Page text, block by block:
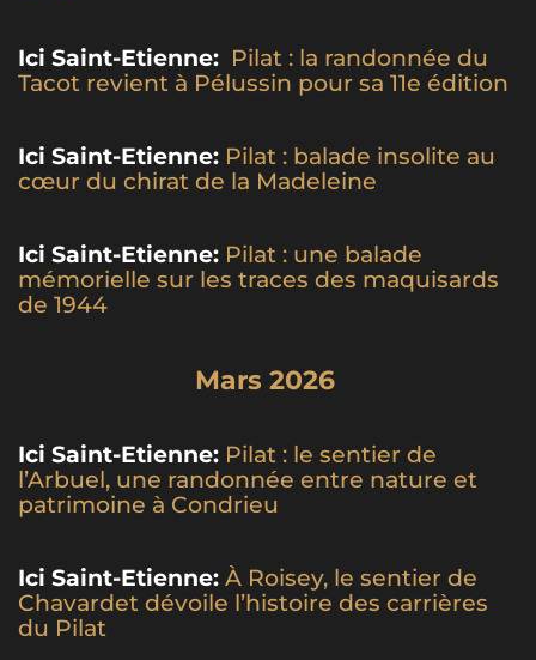
Ici Saint-Etienne: Pilat : la randonnée du
Tacot revient à Pélussin pour sa 11e édition
Ici Saint-Etienne: Pilat : balade insolite au
cœur du chirat de la Madeleine
Ici Saint-Etienne: Pilat : une balade
mémorielle sur les traces des maquisards
de 1944
Mars 2026
Ici Saint-Etienne: Pilat : le sentier de
l’Arbuel, une randonnée entre nature et
patrimoine à Condrieu
Ici Saint-Etienne: À Roisey, le sentier de
Chavardet dévoile l’histoire des carrières
du Pilat